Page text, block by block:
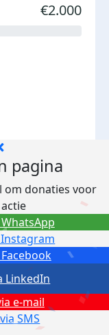
€2.000
pagina
om donaties voor
e-mail
SMS
LinkedIn